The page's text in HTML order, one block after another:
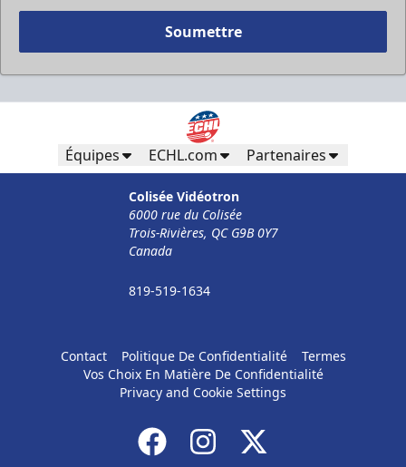
Soumettre
Équipes ECHL.com Partenaires
Colisée Vidéotron
6000 rue du Colisée
Trois-Rivières, QC G9B 0Y7
Canada
819-519-1634
Contact Politique De Confidentialité
Termes
Vos Choix En Matière De Confidentialité
Privacy and Cookie Settings